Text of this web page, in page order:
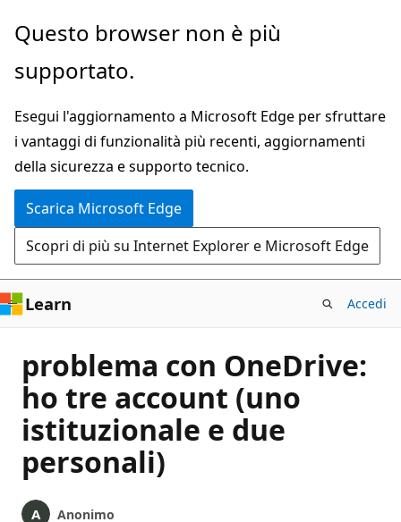
Ignora
passa
contenuto
principale
Questo browser non è più
supportato.
Esegui l'aggiornamento a Microsoft Edge per sfruttare
i vantaggi di funzionalità più recenti, aggiornamenti
della sicurezza e supporto tecnico.
Scarica Microsoft Edge
Scopri di più su Internet Explorer e Microsoft Edge
Learn Accedi
problema con OneDrive:
ho tre account (uno
istituzionale e due
personali)
Anonimo